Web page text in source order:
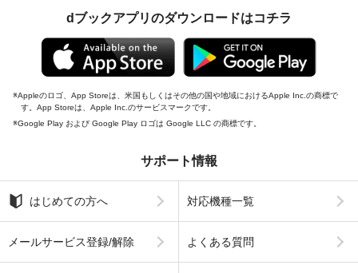
dブックアプリのダウンロードはコチラ
Appleのロゴ、App Storeは、米国もしくはその他の国や地域におけるApple Inc.の商標で
す。App Storeは、Apple Inc.のサービスマークです。
Google Play および Google Play ロゴは Google LLC の商標です。
サポート情報
はじめての方へ 対応機種一覧
メールサービス登録/解除 よくある質問